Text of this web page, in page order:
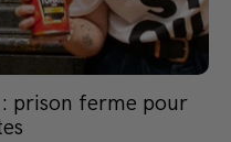
prison ferme pour